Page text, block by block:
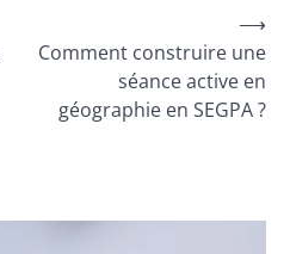
Comment construire une
séance active en
géographie en SEGPA ?
⟶